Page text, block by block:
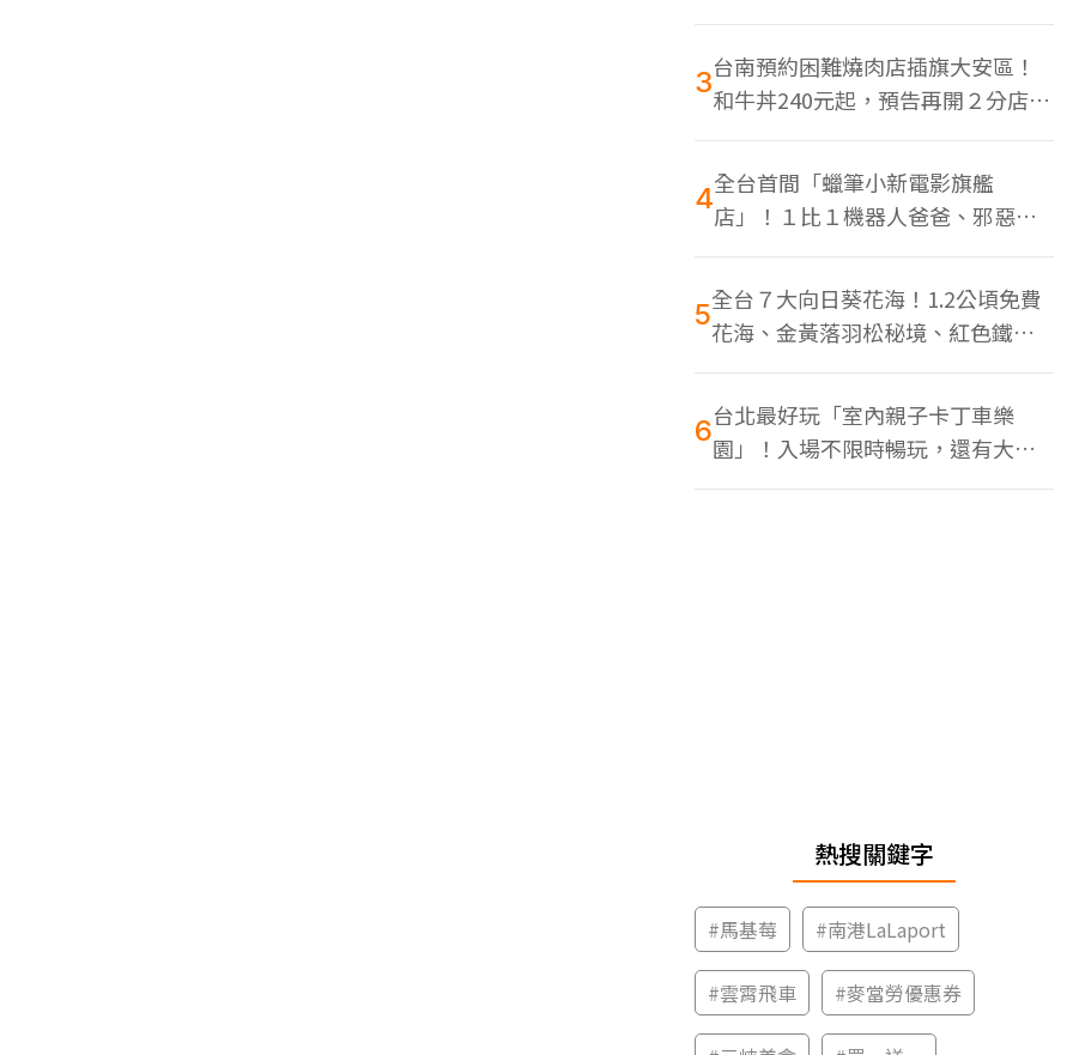
色美食多
3台南預約困難燒肉店插旗大安區！
和牛丼240元起，預告再開２分店、
地點曝光
4全台首間「蠟筆小新電影旗艦
店」！１比１機器人爸爸、邪惡正
男，百款周邊買翻
5全台７大向日葵花海！1.2公頃免費
花海、金黃落羽松秘境、紅色鐵橋
同框
6台北最好玩「室內親子卡丁車樂
園」！入場不限時暢玩，還有大螢
幕Switch遊戲區
熱搜關鍵字
#馬基莓 #南港LaLaport
#雲霄飛車 #麥當勞優惠券